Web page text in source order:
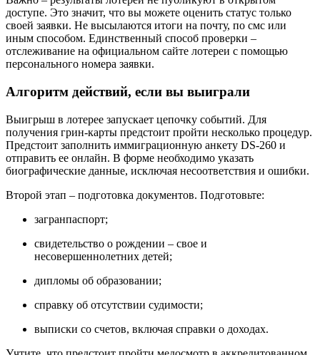
доступе. Это значит, что вы можете оценить статус только
своей заявки. Не высылаются итоги на почту, по смс или
иным способом. Единственный способ проверки –
отслеживание на официальном сайте лотереи с помощью
персонального номера заявки.
Алгоритм действий, если вы выиграли
Выигрыш в лотерее запускает цепочку событий. Для
получения грин-карты предстоит пройти несколько процедур.
Предстоит заполнить иммиграционную анкету DS-260 и
отправить ее онлайн. В форме необходимо указать
биографические данные, исключая несоответствия и ошибки.
Второй этап – подготовка документов. Подготовьте:
загранпаспорт;
свидетельство о рождении – свое и
несовершеннолетних детей;
дипломы об образовании;
справку об отсутствии судимости;
выписки со счетов, включая справки о доходах.